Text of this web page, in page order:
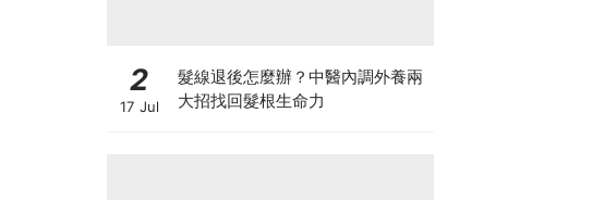
2
17 Jul
髮線退後怎麼辦？中醫內調外養兩
大招找回髮根生命力